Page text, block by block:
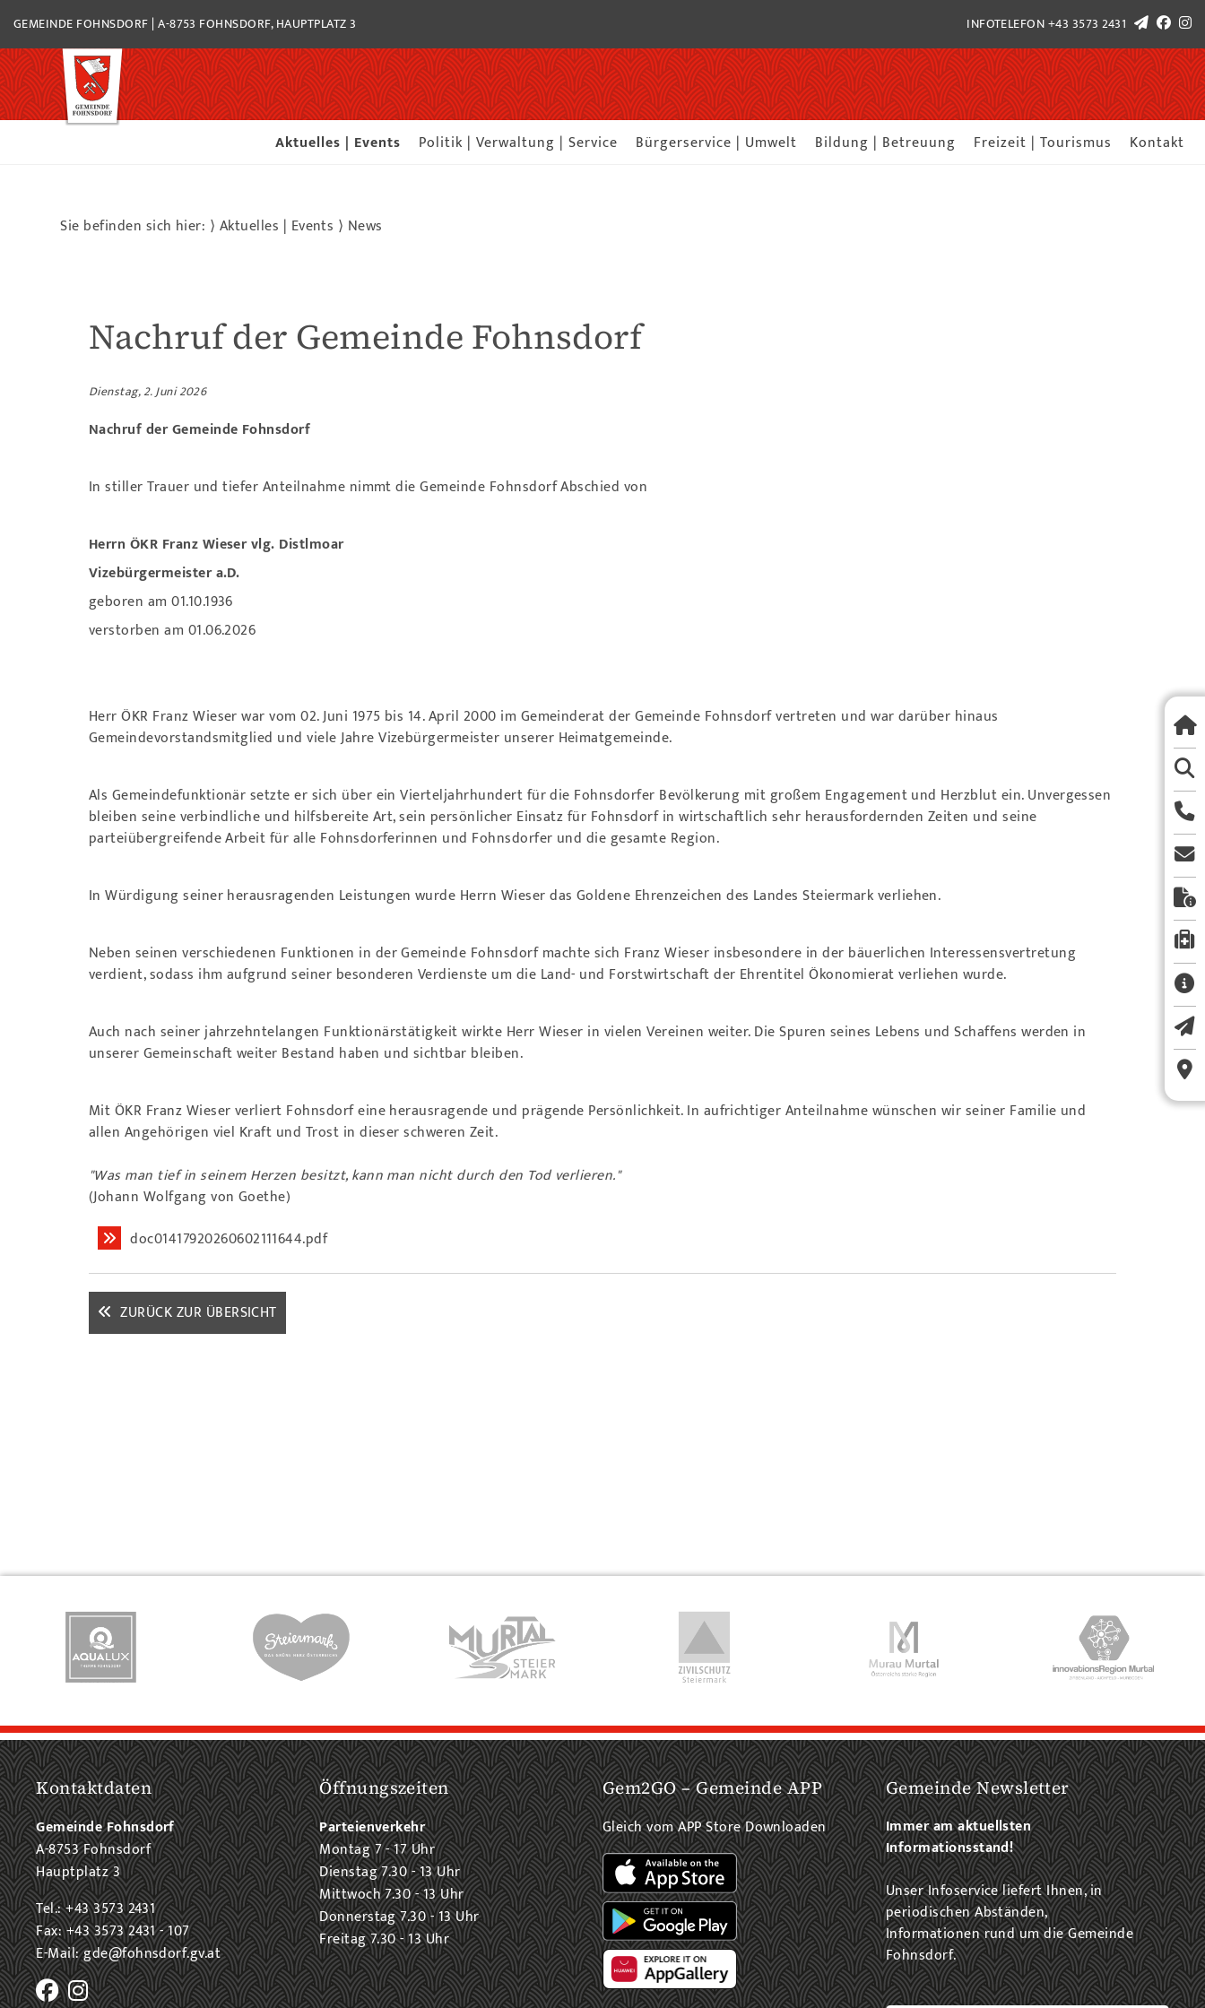
GEMEINDE FOHNSDORF | A-8753 FOHNSDORF, HAUPTPLATZ 3 INFOTELEFON+43 3573 2431
Aktuelles | Events Politik | Verwaltung | Service Bürgerservice | Umwelt Bildung | Betreuung Freizeit | Tourismus Kontakt
Sie befinden sich hier: ⟩ Aktuelles | Events ⟩ News
Nachruf der Gemeinde Fohnsdorf
Dienstag, 2. Juni 2026
Nachruf der Gemeinde Fohnsdorf
In stiller Trauer und tiefer Anteilnahme nimmt die Gemeinde Fohnsdorf Abschied von
Herrn ÖKR Franz Wieser vlg. Distlmoar
Vizebürgermeister a.D.
geboren am 01.10.1936
verstorben am 01.06.2026
Herr ÖKR Franz Wieser war vom 02. Juni 1975 bis 14. April 2000 im Gemeinderat der Gemeinde Fohnsdorf vertreten und war darüber hinaus
Gemeindevorstandsmitglied und viele Jahre Vizebürgermeister unserer Heimatgemeinde.
Als Gemeindefunktionär setzte er sich über ein Vierteljahrhundert für die Fohnsdorfer Bevölkerung mit großem Engagement und Herzblut ein. Unvergessen
bleiben seine verbindliche und hilfsbereite Art, sein persönlicher Einsatz für Fohnsdorf in wirtschaftlich sehr herausfordernden Zeiten und seine
parteiübergreifende Arbeit für alle Fohnsdorferinnen und Fohnsdorfer und die gesamte Region.
In Würdigung seiner herausragenden Leistungen wurde Herrn Wieser das Goldene Ehrenzeichen des Landes Steiermark verliehen.
Neben seinen verschiedenen Funktionen in der Gemeinde Fohnsdorf machte sich Franz Wieser insbesondere in der bäuerlichen Interessensvertretung
verdient, sodass ihm aufgrund seiner besonderen Verdienste um die Land- und Forstwirtschaft der Ehrentitel Ökonomierat verliehen wurde.
Auch nach seiner jahrzehntelangen Funktionärstätigkeit wirkte Herr Wieser in vielen Vereinen weiter. Die Spuren seines Lebens und Schaffens werden in
unserer Gemeinschaft weiter Bestand haben und sichtbar bleiben.
Mit ÖKR Franz Wieser verliert Fohnsdorf eine herausragende und prägende Persönlichkeit. In aufrichtiger Anteilnahme wünschen wir seiner Familie und
allen Angehörigen viel Kraft und Trost in dieser schweren Zeit.
"Was man tief in seinem Herzen besitzt, kann man nicht durch den Tod verlieren."
(Johann Wolfgang von Goethe)
doc01417920260602111644.pdf
ZURÜCK ZUR ÜBERSICHT
Kontaktdaten
Gemeinde Fohnsdorf
A-8753 Fohnsdorf
Hauptplatz 3
Tel.: +43 3573 2431
Fax: +43 3573 2431 - 107
E-Mail: gde@fohnsdorf.gv.at
Öffnungszeiten
Parteienverkehr
Montag 7 - 17 Uhr
Dienstag 7.30 - 13 Uhr
Mittwoch 7.30 - 13 Uhr
Donnerstag 7.30 - 13 Uhr
Freitag 7.30 - 13 Uhr
Gem2GO – Gemeinde APP
Gleich vom APP Store Downloaden
Gemeinde Newsletter
Immer am aktuellsten
Informationsstand!
Unser Infoservice liefert Ihnen, in
periodischen Abständen,
Informationen rund um die Gemeinde
Fohnsdorf.